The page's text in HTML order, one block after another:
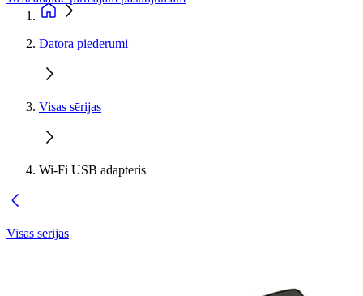
Datora piederumi
Visas sērijas
Wi-Fi USB adapteris
Visas sērijas